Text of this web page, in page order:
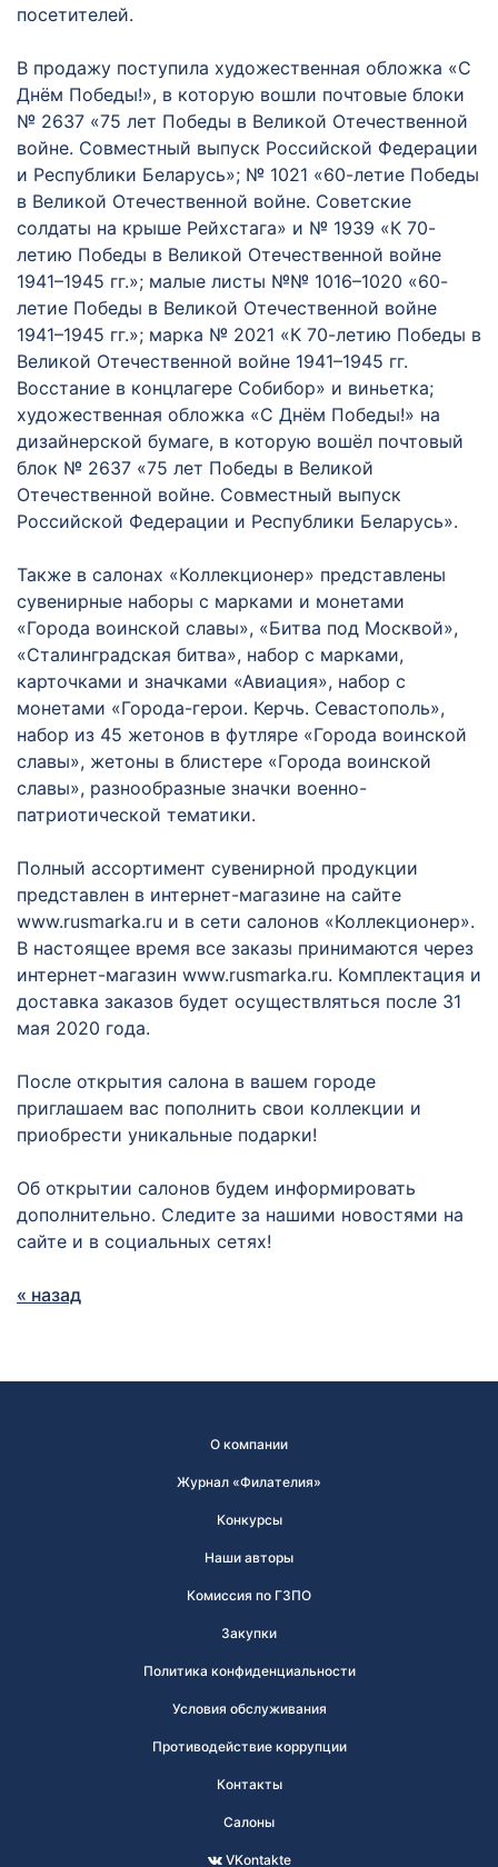
посетителей.
В продажу поступила художественная обложка «С
Днём Победы!», в которую вошли почтовые блоки
№ 2637 «75 лет Победы в Великой Отечественной
войне. Совместный выпуск Российской Федерации
и Республики Беларусь»; № 1021 «60-летие Победы
в Великой Отечественной войне. Советские
солдаты на крыше Рейхстага» и № 1939 «К 70-
летию Победы в Великой Отечественной войне
1941–1945 гг.»; малые листы №№ 1016–1020 «60-
летие Победы в Великой Отечественной войне
1941–1945 гг.»; марка № 2021 «К 70-летию Победы в
Великой Отечественной войне 1941–1945 гг.
Восстание в концлагере Собибор» и виньетка;
художественная обложка «С Днём Победы!» на
дизайнерской бумаге, в которую вошёл почтовый
блок № 2637 «75 лет Победы в Великой
Отечественной войне. Совместный выпуск
Российской Федерации и Республики Беларусь».
Также в салонах «Коллекционер» представлены
сувенирные наборы с марками и монетами
«Города воинской славы», «Битва под Москвой»,
«Сталинградская битва», набор с марками,
карточками и значками «Авиация», набор с
монетами «Города-герои. Керчь. Севастополь»,
набор из 45 жетонов в футляре «Города воинской
славы», жетоны в блистере «Города воинской
славы», разнообразные значки военно-
патриотической тематики.
Полный ассортимент сувенирной продукции
представлен в интернет-магазине на сайте
www.rusmarka.ru и в сети салонов «Коллекционер».
В настоящее время все заказы принимаются через
интернет-магазин www.rusmarka.ru. Комплектация и
доставка заказов будет осуществляться после 31
мая 2020 года.
После открытия салона в вашем городе
приглашаем вас пополнить свои коллекции и
приобрести уникальные подарки!
Об открытии салонов будем информировать
дополнительно. Следите за нашими новостями на
сайте и в социальных сетях!
« назад
О компании
Журнал «Филателия»
Конкурсы
Наши авторы
Комиссия по ГЗПО
Закупки
Политика конфиденциальности
Условия обслуживания
Противодействие коррупции
Контакты
Салоны
VKontakte